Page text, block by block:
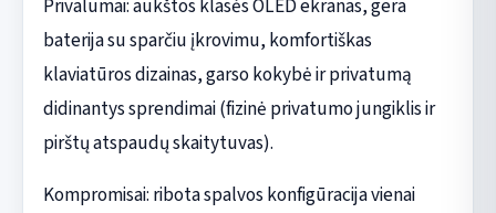
Privalumai: aukštos klasės OLED ekranas, gera
baterija su sparčiu įkrovimu, komfortiškas
klaviatūros dizainas, garso kokybė ir privatumą
didinantys sprendimai (fizinė privatumo jungiklis ir
pirštų atspaudų skaitytuvas).
Kompromisai: ribota spalvos konfigūracija vienai